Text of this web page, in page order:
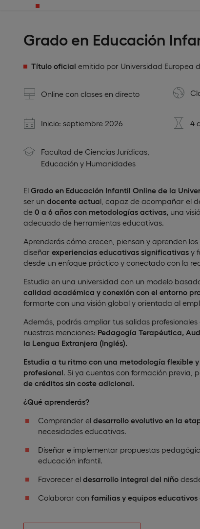
Grado en Educación
Título oficial emitido por Universidad Europea
Online con clases en directo
Inicio: septiembre 2026 4
Facultad de Ciencias Jurídicas,
Educación y Humanidades
El Grado en Educación Infantil Online de la
ser un docente actual, capaz de acompañar el
de 0 a 6 años con metodologías activas, una
adecuado de herramientas educativas.
Aprenderás cómo crecen, piensan y aprenden
diseñar experiencias educativas significativas y
desde un enfoque práctico y conectado con la
Estudia en una universidad con un modelo
calidad académica y conexión con el entorno
formarte con una visión global y orientada al
Además, podrás ampliar tus salidas
nuestras menciones: Pedagogía Terapéutica,
la Lengua Extranjera (Inglés).
Estudia a tu ritmo con una metodología flexible
profesional. Si ya cuentas con formación previa,
de créditos sin coste adicional.
¿Qué aprenderás?
Comprender el desarrollo evolutivo en la
necesidades educativas.
Diseñar e implementar propuestas
educación infantil.
Favorecer el desarrollo integral del niño
Colaborar con familias y equipos educativos